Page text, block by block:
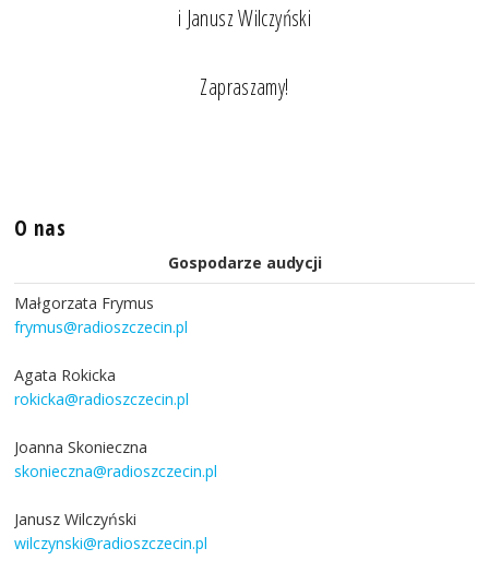
i Janusz Wilczyński
Zapraszamy!
O nas
Gospodarze audycji
Małgorzata Frymus
frymus@radioszczecin.pl
Agata Rokicka
rokicka@radioszczecin.pl
Joanna Skonieczna
skonieczna@radioszczecin.pl
Janusz Wilczyński
wilczynski@radioszczecin.pl